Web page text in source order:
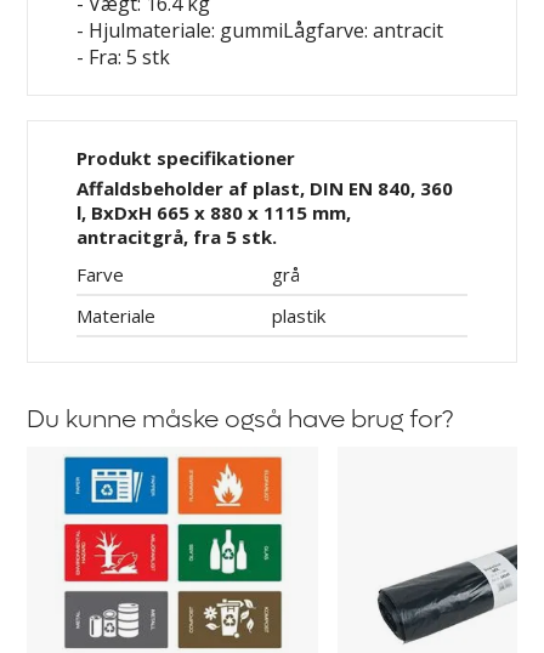
- Hjulmateriale: gummiLågfarve: antracit
- Fra: 5 stk
Produkt specifikationer
Affaldsbeholder af plast, DIN EN 840, 360
l, BxDxH 665 x 880 x 1115 mm,
antracitgrå, fra 5 stk.
Farve
grå
Materiale
plastik
Du kunne måske også have brug for?
Labels
affaldssbeholder